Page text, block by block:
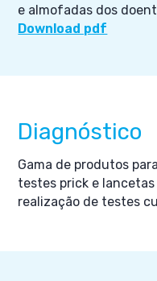
e almofadas dos
Download pdf
Diagnóstico
Gama de produtos
testes prick e
realização de testes